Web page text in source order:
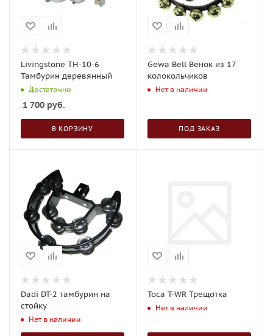
Livingstone TH-10-6
Тамбурин деревянный
Достаточно
1 700 руб.
В КОРЗИНУ
Gewa Bell Венок из 17
колокольчиков
Нет в наличии
ПОД ЗАКАЗ
Dadi DT-2 тамбурин на
стойку
Нет в наличии
Toca T-WR Трещотка
Нет в наличии